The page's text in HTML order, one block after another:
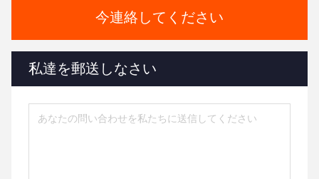
今連絡してください
私達を郵送しなさい